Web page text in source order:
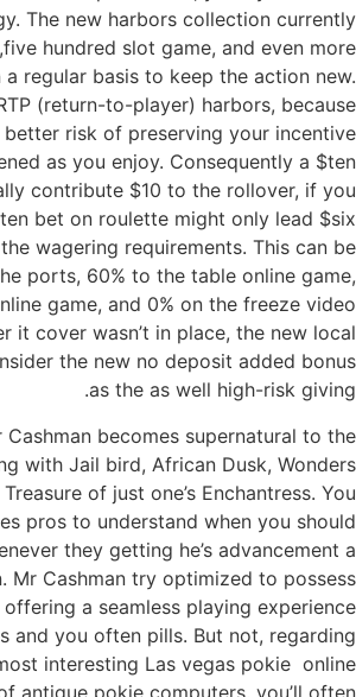
The new harbors collection currently
hundred slot game, and even more
regular basis to keep the action new.
(return-to-player) harbors, because
risk of preserving your incentive
as you enjoy. Consequently a $ten
contribute $10 to the rollover, if you
bet on roulette might only lead $six
wagering requirements. This can be
ports, 60% to the table online game,
game, and 0% on the freeze video
it cover wasn’t in place, the new local
the new no deposit added bonus
as the as well high-risk giving.
Cashman becomes supernatural to the
with Jail bird, African Dusk, Wonders
of just one’s Enchantress. You
pros to understand when you should
they getting he’s advancement a
Mr Cashman try optimized to possess
a seamless playing experience
and you often pills. But not, regarding
interesting Las vegas pokie online
antique pokie computers, you’ll often